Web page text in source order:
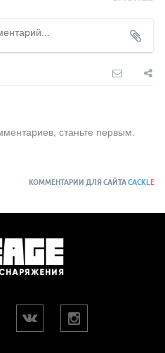
станьте первым.
КОММЕНТАРИИ ДЛЯ САЙТАCACKLE